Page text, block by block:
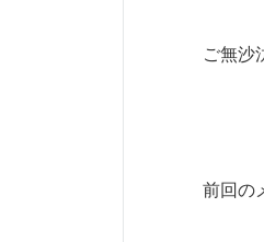
ご無沙
前回の